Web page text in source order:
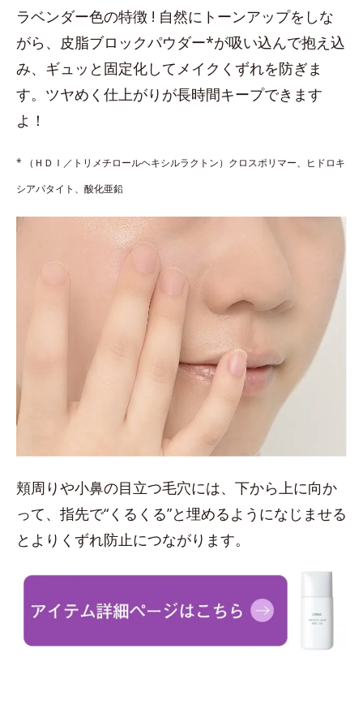
ラベンダー色の特徴 ! 自然にトーンアップをしな
がら、皮脂ブロックパウダー*が吸い込んで抱え込
み、ギュッと固定化してメイクくずれを防ぎま
す。ツヤめく仕上がりが長時間キープできます
よ！
* （ＨＤＩ／トリメチロールヘキシルラクトン）クロスポリマー、ヒドロキ
シアパタイト、酸化亜鉛
頬周りや小鼻の目立つ毛穴には、下から上に向か
って、指先で“くるくる”と埋めるようになじませる
とよりくずれ防止につながります。